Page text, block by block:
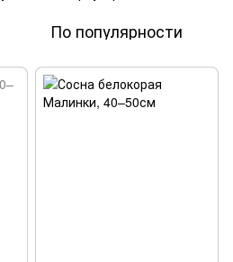
По популярности